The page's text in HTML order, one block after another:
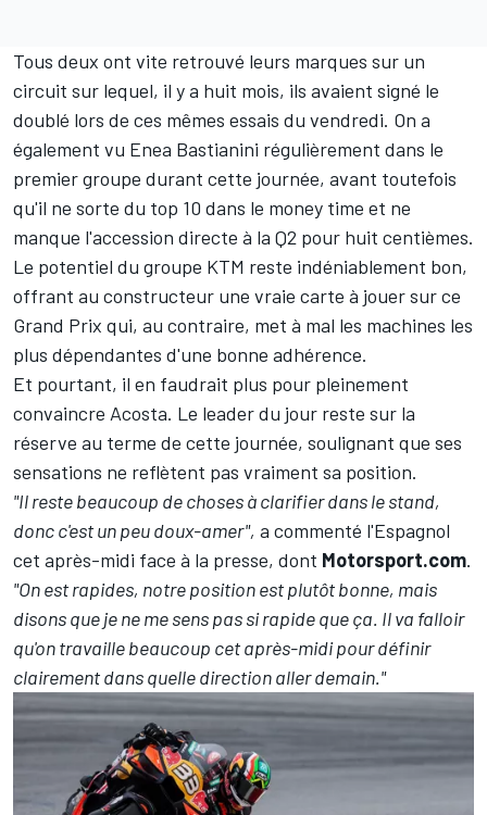
Tous deux ont vite retrouvé leurs marques sur un
circuit sur lequel, il y a huit mois, ils avaient signé le
doublé lors de ces mêmes essais du vendredi. On a
également vu Enea Bastianini régulièrement dans le
premier groupe durant cette journée, avant toutefois
qu'il ne sorte du top 10 dans le money time et ne
manque l'accession directe à la Q2 pour huit centièmes.
Le potentiel du groupe KTM reste indéniablement bon,
offrant au constructeur une vraie carte à jouer sur ce
Grand Prix qui, au contraire, met à mal les machines les
plus dépendantes d'une bonne adhérence.
Et pourtant, il en faudrait plus pour pleinement
convaincre Acosta. Le leader du jour reste sur la
réserve au terme de cette journée, soulignant que ses
sensations ne reflètent pas vraiment sa position.
"Il reste beaucoup de choses à clarifier dans le stand,
donc c'est un peu doux-amer", a commenté l'Espagnol
cet après-midi face à la presse, dont Motorsport.com.
"On est rapides, notre position est plutôt bonne, mais
disons que je ne me sens pas si rapide que ça. Il va falloir
qu'on travaille beaucoup cet après-midi pour définir
clairement dans quelle direction aller demain."